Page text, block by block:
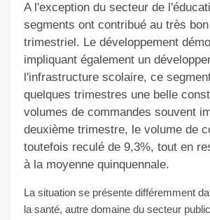
A l'exception du secteur de
segments ont contribué au très
trimestriel. Le développement
impliquant également un
l'infrastructure scolaire, ce
quelques trimestres une belle
volumes de commandes souvent
deuxième trimestre, le volume de
toutefois reculé de 9,3%, tout en
à la moyenne quinquennale.
La situation se présente différemment
la santé, autre domaine du secteur